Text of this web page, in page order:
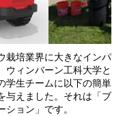
栽培業界に大きなインパ
ウィンバーン工科大学と
学生チームに以下の簡単
与えました。それは「ブ
ション」です。